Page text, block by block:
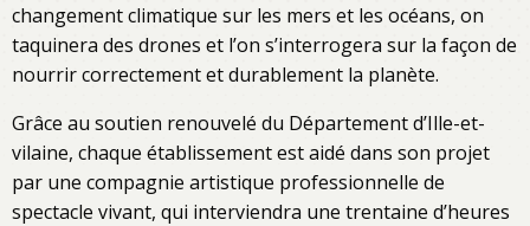
changement climatique sur les mers et les océans, on
taquinera des drones et l’on s’interrogera sur la façon de
nourrir correctement et durablement la planète.
Grâce au soutien renouvelé du Département d’Ille-et-
vilaine, chaque établissement est aidé dans son projet
par une compagnie artistique professionnelle de
spectacle vivant, qui interviendra une trentaine d’heures